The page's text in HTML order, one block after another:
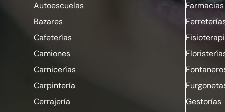
Autoescuelas
Bazares
Cafeterías
Camiones
Carnicerías
Carpintería
Cerrajería
Farmacias
Gestorías